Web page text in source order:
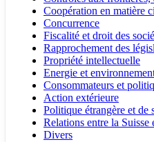
Coopération en matière
Concurrence
Fiscalité et droit des
Rapprochement des
Propriété intellectuelle
Energie et
Consommateurs et
Action extérieure
Politique étrangère et de
Relations entre la Suisse
Divers